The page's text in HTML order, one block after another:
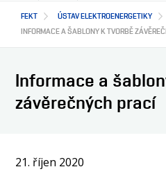
Hlavní
navigace
STUDIUM
NABÍDKA STUDIJNÍCH
VÝUKOVÉ LABORATOŘE
CO ZAJÍMAVÉHO JSME NA
JAK S NÁMI SPOLUPRACOVAT
O NÁS
FEKT ÚSTAV ELEKTROENERGETIKY
INFORMACE A ŠABLONY K TVORBĚ
Informace a
závěrečných prací
21. říjen 2020